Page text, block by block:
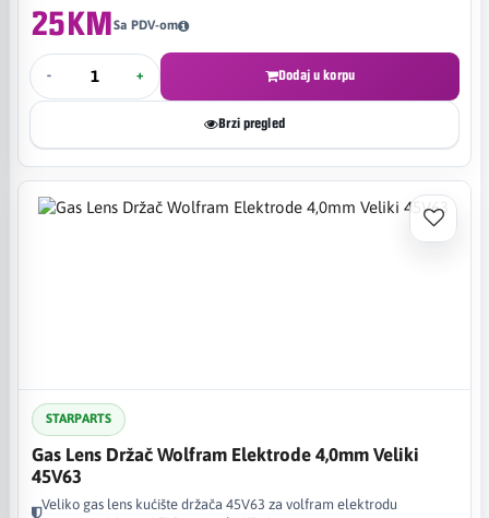
25KMSa PDV-om
- + Dodaj u korpu
Brzi pregled
STARPARTS
Gas Lens Držač Wolfram Elektrode 4,0mm Veliki
45V63
Veliko gas lens kućište držača 45V63 za volfram elektrodu